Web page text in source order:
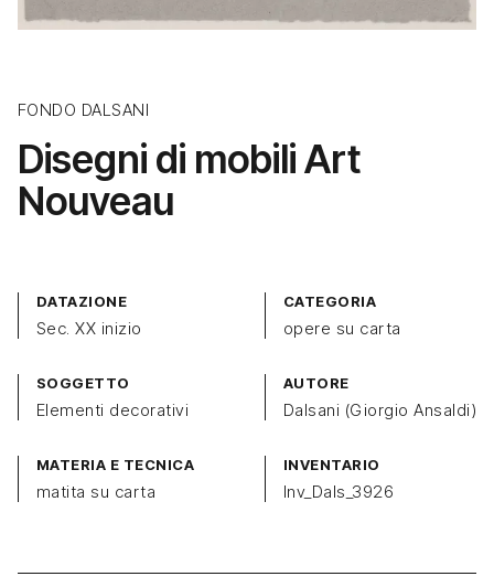
FONDO DALSANI
Disegni di mobili Art
Nouveau
DATAZIONE
Sec. XX inizio
CATEGORIA
opere su carta
SOGGETTO
Elementi decorativi
AUTORE
Dalsani (Giorgio Ansaldi)
MATERIA E TECNICA
matita su carta
INVENTARIO
Inv_Dals_3926